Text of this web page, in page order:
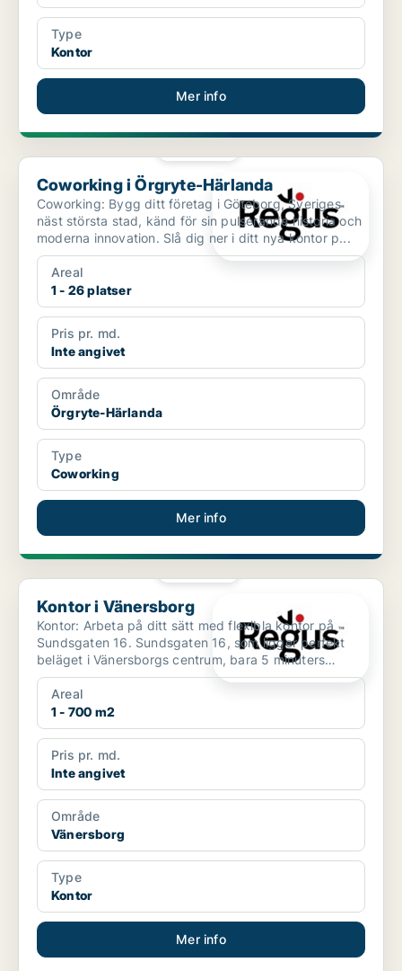
Type
Kontor
Mer info
Coworking i Örgryte-Härlanda
Coworking i Örgryte-Härlanda
Coworking: Bygg ditt företag i Göteborg, Sveriges
näst största stad, känd för sin pulserande historia och
moderna innovation. Slå dig ner i ditt nya kontor p...
Areal
1 - 26 platser
Pris pr. md.
Inte angivet
Område
Örgryte-Härlanda
Type
Coworking
Mer info
Kontor i Vänersborg
Kontor i Vänersborg
Kontor: Arbeta på ditt sätt med flexibla kontor på
Sundsgaten 16. Sundsgaten 16, som ligger perfekt
beläget i Vänersborgs centrum, bara 5 minuters
promenad f...
Areal
1 - 700 m2
Pris pr. md.
Inte angivet
Område
Vänersborg
Type
Kontor
Mer info